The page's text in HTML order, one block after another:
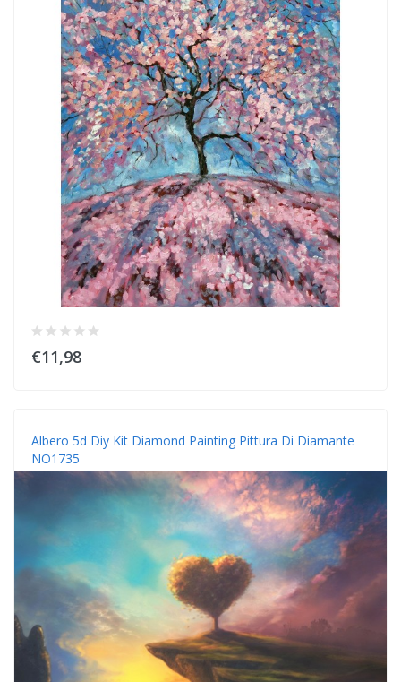
€11,98
Albero 5d Diy Kit Diamond Painting Pittura Di Diamante
NO1735